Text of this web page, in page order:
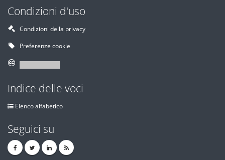
Condizioni d'uso
Condizioni della privacy
Preferenze cookie
Indice delle voci
Elenco alfabetico
Seguici su